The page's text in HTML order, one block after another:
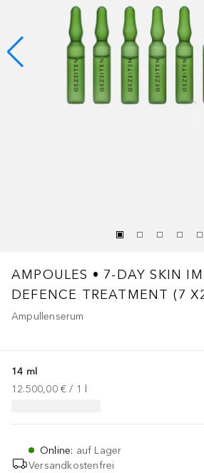
AMPOULES • 7-DAY SKIN
DEFENCE TREATMENT (7
Ampullenserum
14 ml
12.500,00 € / 1
Online: auf Lager
Versandkostenfrei